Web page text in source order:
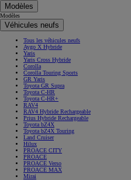
Modèles
Modèles
Véhicules neufs
Tous les véhicules neufs
Aygo X Hybride
Yaris
Yaris Cross Hybride
Corolla
Corolla Touring Sports
GR Yaris
Toyota GR Supra
Toyota C-HR
Toyota C-HR+
RAV4
RAV4 Hybride Rechargeable
Prius Hybride Rechargeable
Toyota bZ4X
Toyota bZ4X Touring
Land Cruiser
Hilux
PROACE CITY
PROACE
PROACE Verso
PROACE MAX
Mirai